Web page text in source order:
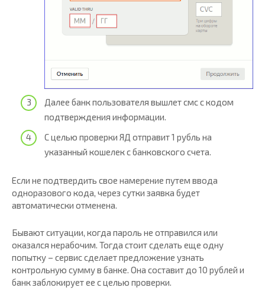
Далее банк пользователя вышлет смс с кодом
подтверждения информации.
С целью проверки ЯД отправит 1 рубль на
указанный кошелек с банковского счета.
Если не подтвердить свое намерение путем ввода
одноразового кода, через сутки заявка будет
автоматически отменена.
Бывают ситуации, когда пароль не отправился или
оказался нерабочим. Тогда стоит сделать еще одну
попытку – сервис сделает предложение узнать
контрольную сумму в банке. Она составит до 10 рублей и
банк заблокирует ее с целью проверки.